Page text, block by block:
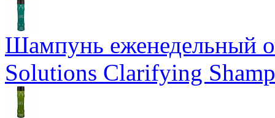
Шампунь еженедельный
Solutions Clarifying